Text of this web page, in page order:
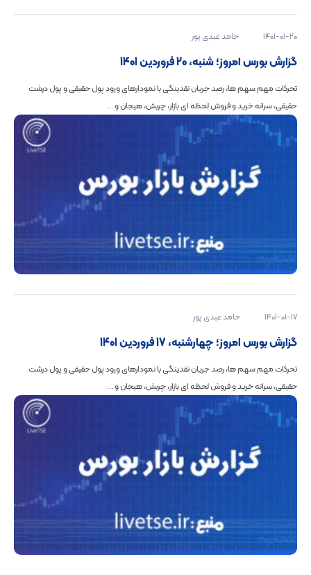
1401-01-20 حامد عبدی پور
گزارش بورس امروز؛ شنبه، 20 فروردین 1401
تحرکات مهم سهم ها، رصد جریان نقدینگی با نمودارهای ورود پول حقیقی و پول درشت
حقیقی، سرانه خرید و فروش لحظه ای بازار، چربش، هیجان و ...
1401-01-17 حامد عبدی پور
گزارش بورس امروز؛ چهارشنبه، 17 فروردین 1401
تحرکات مهم سهم ها، رصد جریان نقدینگی با نمودارهای ورود پول حقیقی و پول درشت
حقیقی، سرانه خرید و فروش لحظه ای بازار، چربش، هیجان و ...